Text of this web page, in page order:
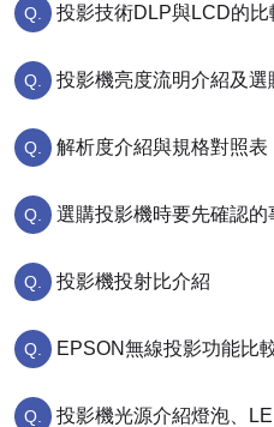
投影技術DLP與LCD的比
投影機亮度流明介紹及選
解析度介紹與規格對照表
選購投影機時要先確認的
投影機投射比介紹
EPSON無線投影功能比
投影機光源介紹燈泡、